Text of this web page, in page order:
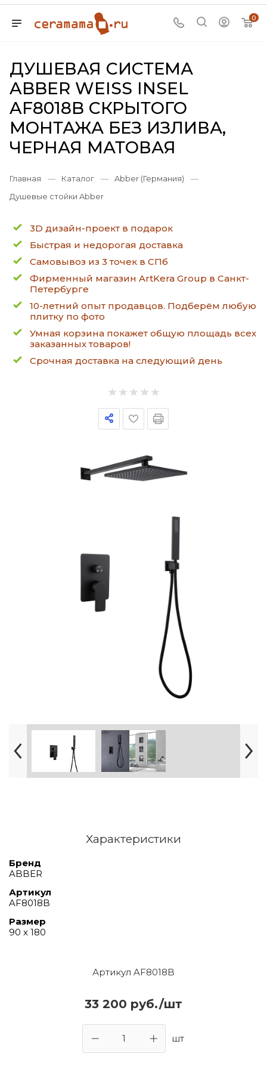
0
ДУШЕВАЯ СИСТЕМА
ABBER WEISS INSEL
AF8018B СКРЫТОГО
МОНТАЖА БЕЗ ИЗЛИВА,
ЧЕРНАЯ МАТОВАЯ
Главная — Каталог — Abber (Германия)
—
Душевые стойки Abber
3D дизайн-проект в подарок
Быстрая и недорогая доставка
Самовывоз из 3 точек в СПб
Фирменный магазин ArtKera Group в Санкт-
Петербурге
10-летний опыт продавцов. Подберём любую
плитку по фото
Умная корзина покажет общую площадь всех
заказанных товаров!
Срочная доставка на следующий день
Артикул AF8018B
33 200 руб./шт
шт
Характеристики
Бренд
ABBER
Артикул
AF8018B
Размер
90 х 180